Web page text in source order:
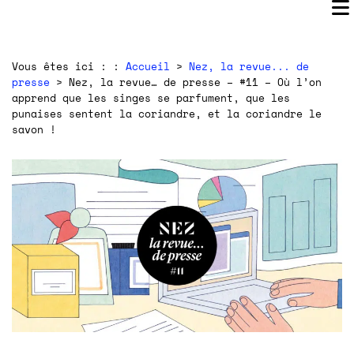
Vous êtes ici : : Accueil > Nez, la revue... de
presse > Nez, la revue… de presse – #11 – Où l’on
apprend que les singes se parfument, que les
punaises sentent la coriandre, et la coriandre le
savon !